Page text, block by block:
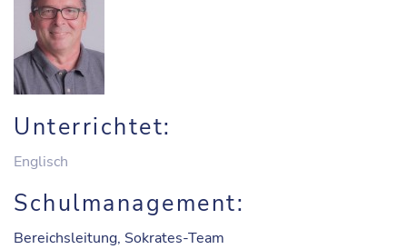
Unterrichtet:
Englisch
Schulmanagement:
Bereichsleitung, Sokrates-Team